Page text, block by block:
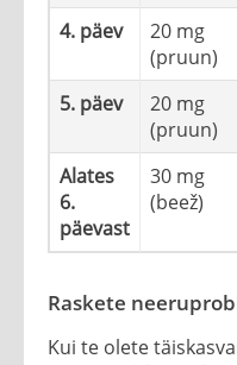
4. päev
20 mg
(pruun)
5. päev
20 mg
(pruun)
Alates
6.
päevast
30 mg
(beež)
Raskete
Kui te olete